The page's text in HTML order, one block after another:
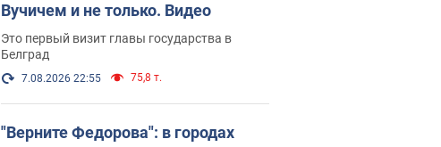
Вучичем и не только. Видео
Это первый визит главы государства в
Белград
7.08.2026 22:55 75,8 т.
"Верните Федорова": в городах